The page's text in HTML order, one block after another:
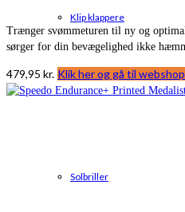
Klip klappere
Solbriller
Trænger svømmeturen til ny og
sørger for din bevægelighed ikke
479,95 kr. Klik her og gå til webshop